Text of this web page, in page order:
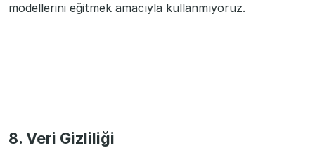
modellerini eğitmek amacıyla kullanmıyoruz.
8. Veri Gizliliği